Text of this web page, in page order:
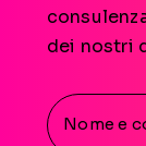
dei nostri